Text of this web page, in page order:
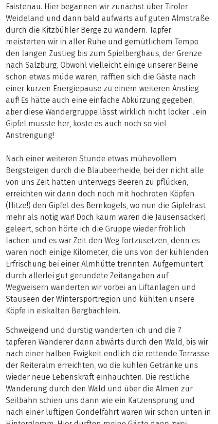
Faistenau. Hier begannen wir zunächst über Tiroler
Weideland und dann bald aufwärts auf guten Almstraße
durch die Kitzbühler Berge zu wandern. Tapfer
meisterten wir in aller Ruhe und gemütlichem Tempo
den langen Zustieg bis zum Spielberghaus, der Grenze
nach Salzburg. Obwohl vielleicht einige unserer Beine
schon etwas müde waren, rafften sich die Gäste nach
einer kurzen Energiepause zu einem weiteren Anstieg
auf! Es hätte auch eine einfache Abkürzung gegeben,
aber diese Wandergruppe lässt wirklich nicht locker ...ein
Gipfel musste her, koste es auch noch so viel
Anstrengung!
Nach einer weiteren Stunde etwas mühevollem
Bergsteigen durch die Blaubeerheide, bei der nicht alle
von uns Zeit hatten unterwegs Beeren zu pflücken,
erreichten wir dann doch noch mit hochroten Köpfen
(Hitze!) den Gipfel des Bernkogels, wo nun die Gipfelrast
mehr als nötig war! Doch kaum waren die Jausensackerl
geleert, schon hörte ich die Gruppe wieder fröhlich
lachen und es war Zeit den Weg fortzusetzen, denn es
waren noch einige Kilometer, die uns von der kühlenden
Erfrischung bei einer Almhütte trennten. Aufgemuntert
durch allerlei gut gerundete Zeitangaben auf
Wegweisern wanderten wir vorbei an Liftanlagen und
Stauseen der Wintersportregion und kühlten unsere
Köpfe in eiskalten Bergbächlein.
Schweigend und durstig wanderten ich und die 7
tapferen Wanderer dann abwärts durch den Wald, bis wir
nach einer halben Ewigkeit endlich die rettende Terrasse
der Reiteralm erreichten, wo die kühlen Getränke uns
wieder neue Lebenskraft einhauchten. Die restliche
Wanderung durch den Wald und über die Almen zur
Seilbahn schien uns dann wie ein Katzensprung und
nach einer luftigen Gondelfahrt waren wir schon unten in